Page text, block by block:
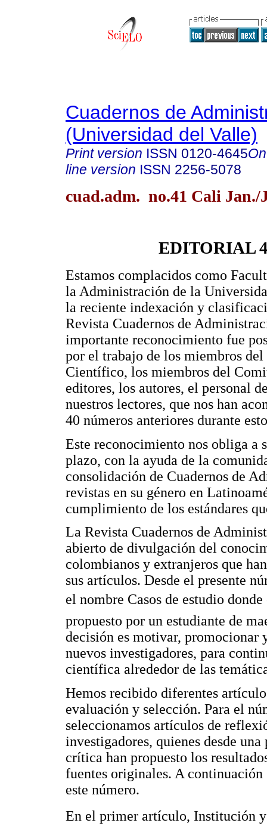
Cuadernos de
(Universidad del Valle)
Print version ISSN 0120-4645
line version ISSN 2256-5078
cuad.adm. no.41 Cali Jan./
EDITORIAL
Estamos complacidos como
la Administración de la
la reciente indexación y
Revista Cuadernos de
importante reconocimiento fue
por el trabajo de los miembros
Científico, los miembros del
editores, los autores, el personal
nuestros lectores, que nos han
40 números anteriores durante
Este reconocimiento nos obliga a
plazo, con la ayuda de la
consolidación de Cuadernos de
revistas en su género en
cumplimiento de los estándares
La Revista Cuadernos de
abierto de divulgación del
colombianos y extranjeros que
sus artículos. Desde el presente
el nombre Casos de estudio
propuesto por un estudiante de
decisión es motivar, promocionar
nuevos investigadores, para
científica alrededor de las
Hemos recibido diferentes
evaluación y selección. Para el
seleccionamos artículos de
investigadores, quienes desde
crítica han propuesto los
fuentes originales. A continuación
este número.
En el primer artículo, Institución